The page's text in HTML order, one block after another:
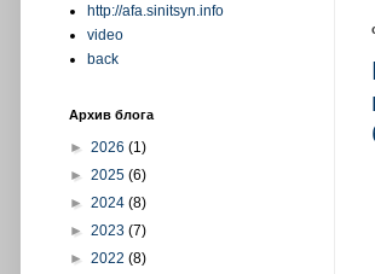
http://afa.sinitsyn.info
video
back
Архив блога
► 2026 (1)
► 2025 (6)
► 2024 (8)
► 2023 (7)
► 2022 (8)